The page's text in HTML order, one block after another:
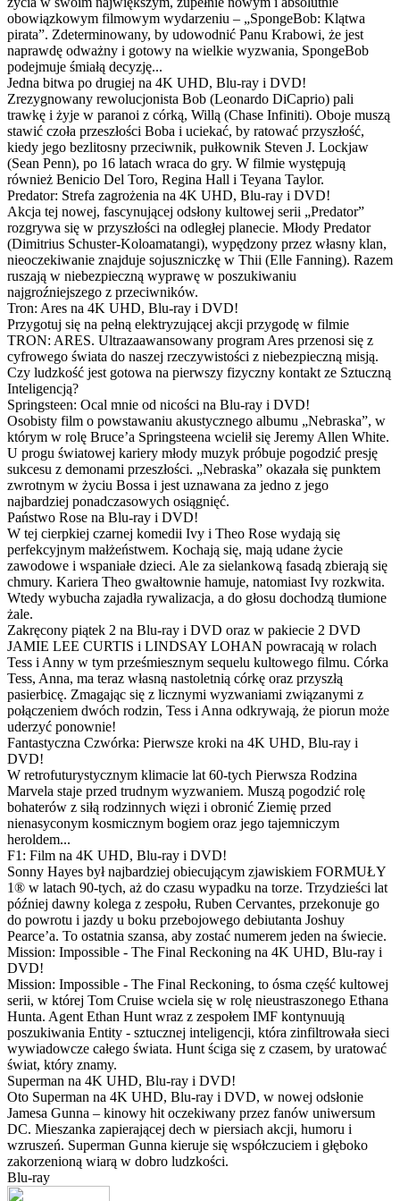
obowiązkowym filmowym wydarzeniu – „SpongeBob: Klątwa
pirata”. Zdeterminowany, by udowodnić Panu Krabowi, że jest
naprawdę odważny i gotowy na wielkie wyzwania, SpongeBob
podejmuje śmiałą decyzję...
Jedna bitwa po drugiej na 4K UHD, Blu-ray i DVD!
Zrezygnowany rewolucjonista Bob (Leonardo DiCaprio) pali
trawkę i żyje w paranoi z córką, Willą (Chase Infiniti). Oboje muszą
stawić czoła przeszłości Boba i uciekać, by ratować przyszłość,
kiedy jego bezlitosny przeciwnik, pułkownik Steven J. Lockjaw
(Sean Penn), po 16 latach wraca do gry. W filmie występują
również Benicio Del Toro, Regina Hall i Teyana Taylor.
Predator: Strefa zagrożenia na 4K UHD, Blu-ray i DVD!
Akcja tej nowej, fascynującej odsłony kultowej serii „Predator”
rozgrywa się w przyszłości na odległej planecie. Młody Predator
(Dimitrius Schuster-Koloamatangi), wypędzony przez własny klan,
nieoczekiwanie znajduje sojuszniczkę w Thii (Elle Fanning). Razem
ruszają w niebezpieczną wyprawę w poszukiwaniu
najgroźniejszego z przeciwników.
Tron: Ares na 4K UHD, Blu-ray i DVD!
Przygotuj się na pełną elektryzującej akcji przygodę w filmie
TRON: ARES. Ultrazaawansowany program Ares przenosi się z
cyfrowego świata do naszej rzeczywistości z niebezpieczną misją.
Czy ludzkość jest gotowa na pierwszy fizyczny kontakt ze Sztuczną
Inteligencją?
Springsteen: Ocal mnie od nicości na Blu-ray i DVD!
Osobisty film o powstawaniu akustycznego albumu „Nebraska”, w
którym w rolę Bruce’a Springsteena wcielił się Jeremy Allen White.
U progu światowej kariery młody muzyk próbuje pogodzić presję
sukcesu z demonami przeszłości. „Nebraska” okazała się punktem
zwrotnym w życiu Bossa i jest uznawana za jedno z jego
najbardziej ponadczasowych osiągnięć.
Państwo Rose na Blu-ray i DVD!
W tej cierpkiej czarnej komedii Ivy i Theo Rose wydają się
perfekcyjnym małżeństwem. Kochają się, mają udane życie
zawodowe i wspaniałe dzieci. Ale za sielankową fasadą zbierają się
chmury. Kariera Theo gwałtownie hamuje, natomiast Ivy rozkwita.
Wtedy wybucha zajadła rywalizacja, a do głosu dochodzą tłumione
żale.
Zakręcony piątek 2 na Blu-ray i DVD oraz w pakiecie 2 DVD
JAMIE LEE CURTIS i LINDSAY LOHAN powracają w rolach
Tess i Anny w tym prześmiesznym sequelu kultowego filmu. Córka
Tess, Anna, ma teraz własną nastoletnią córkę oraz przyszłą
pasierbicę. Zmagając się z licznymi wyzwaniami związanymi z
połączeniem dwóch rodzin, Tess i Anna odkrywają, że piorun może
uderzyć ponownie!
Fantastyczna Czwórka: Pierwsze kroki na 4K UHD, Blu-ray i
DVD!
W retrofuturystycznym klimacie lat 60-tych Pierwsza Rodzina
Marvela staje przed trudnym wyzwaniem. Muszą pogodzić rolę
bohaterów z siłą rodzinnych więzi i obronić Ziemię przed
nienasyconym kosmicznym bogiem oraz jego tajemniczym
heroldem...
F1: Film na 4K UHD, Blu-ray i DVD!
Sonny Hayes był najbardziej obiecującym zjawiskiem FORMUŁY
1® w latach 90-tych, aż do czasu wypadku na torze. Trzydzieści lat
później dawny kolega z zespołu, Ruben Cervantes, przekonuje go
do powrotu i jazdy u boku przebojowego debiutanta Joshuy
Pearce’a. To ostatnia szansa, aby zostać numerem jeden na świecie.
Mission: Impossible - The Final Reckoning na 4K UHD, Blu-ray i
DVD!
Mission: Impossible - The Final Reckoning, to ósma część kultowej
serii, w której Tom Cruise wciela się w rolę nieustraszonego Ethana
Hunta. Agent Ethan Hunt wraz z zespołem IMF kontynuują
poszukiwania Entity - sztucznej inteligencji, która zinfiltrowała sieci
wywiadowcze całego świata. Hunt ściga się z czasem, by uratować
świat, który znamy.
Superman na 4K UHD, Blu-ray i DVD!
Oto Superman na 4K UHD, Blu-ray i DVD, w nowej odsłonie
Jamesa Gunna – kinowy hit oczekiwany przez fanów uniwersum
DC. Mieszanka zapierającej dech w piersiach akcji, humoru i
wzruszeń. Superman Gunna kieruje się współczuciem i głęboko
zakorzenioną wiarą w dobro ludzkości.
Blu-ray